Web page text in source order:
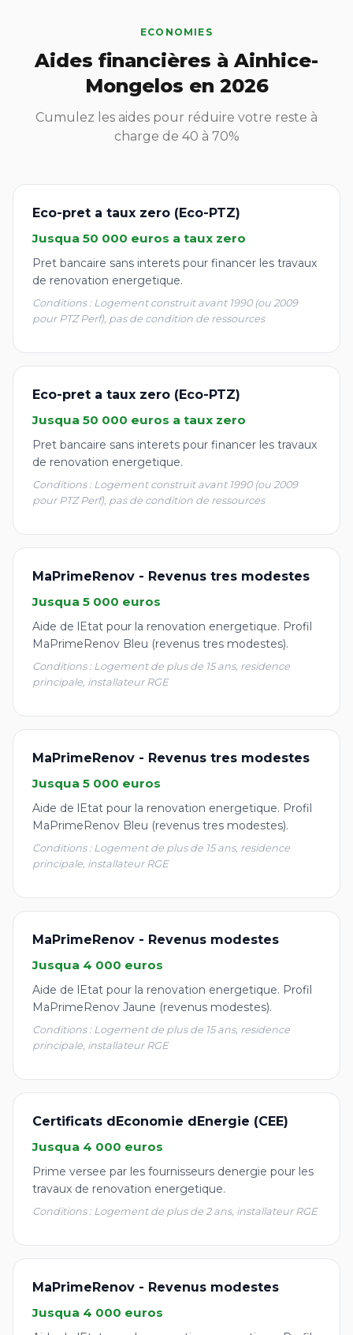
ECONOMIES
Aides financières à Ainhice-
Mongelos en 2026
Cumulez les aides pour réduire votre reste à
charge de 40 à 70%
Eco-pret a taux zero (Eco-PTZ)
Jusqua 50 000 euros a taux zero
Pret bancaire sans interets pour financer les travaux
de renovation energetique.
Conditions : Logement construit avant 1990 (ou 2009
pour PTZ Perf), pas de condition de ressources
Eco-pret a taux zero (Eco-PTZ)
Jusqua 50 000 euros a taux zero
Pret bancaire sans interets pour financer les travaux
de renovation energetique.
Conditions : Logement construit avant 1990 (ou 2009
pour PTZ Perf), pas de condition de ressources
MaPrimeRenov - Revenus tres modestes
Jusqua 5 000 euros
Aide de lEtat pour la renovation energetique. Profil
MaPrimeRenov Bleu (revenus tres modestes).
Conditions : Logement de plus de 15 ans, residence
principale, installateur RGE
MaPrimeRenov - Revenus tres modestes
Jusqua 5 000 euros
Aide de lEtat pour la renovation energetique. Profil
MaPrimeRenov Bleu (revenus tres modestes).
Conditions : Logement de plus de 15 ans, residence
principale, installateur RGE
MaPrimeRenov - Revenus modestes
Jusqua 4 000 euros
Aide de lEtat pour la renovation energetique. Profil
MaPrimeRenov Jaune (revenus modestes).
Conditions : Logement de plus de 15 ans, residence
principale, installateur RGE
Certificats dEconomie dEnergie (CEE)
Jusqua 4 000 euros
Prime versee par les fournisseurs denergie pour les
travaux de renovation energetique.
Conditions : Logement de plus de 2 ans, installateur RGE
MaPrimeRenov - Revenus modestes
Jusqua 4 000 euros